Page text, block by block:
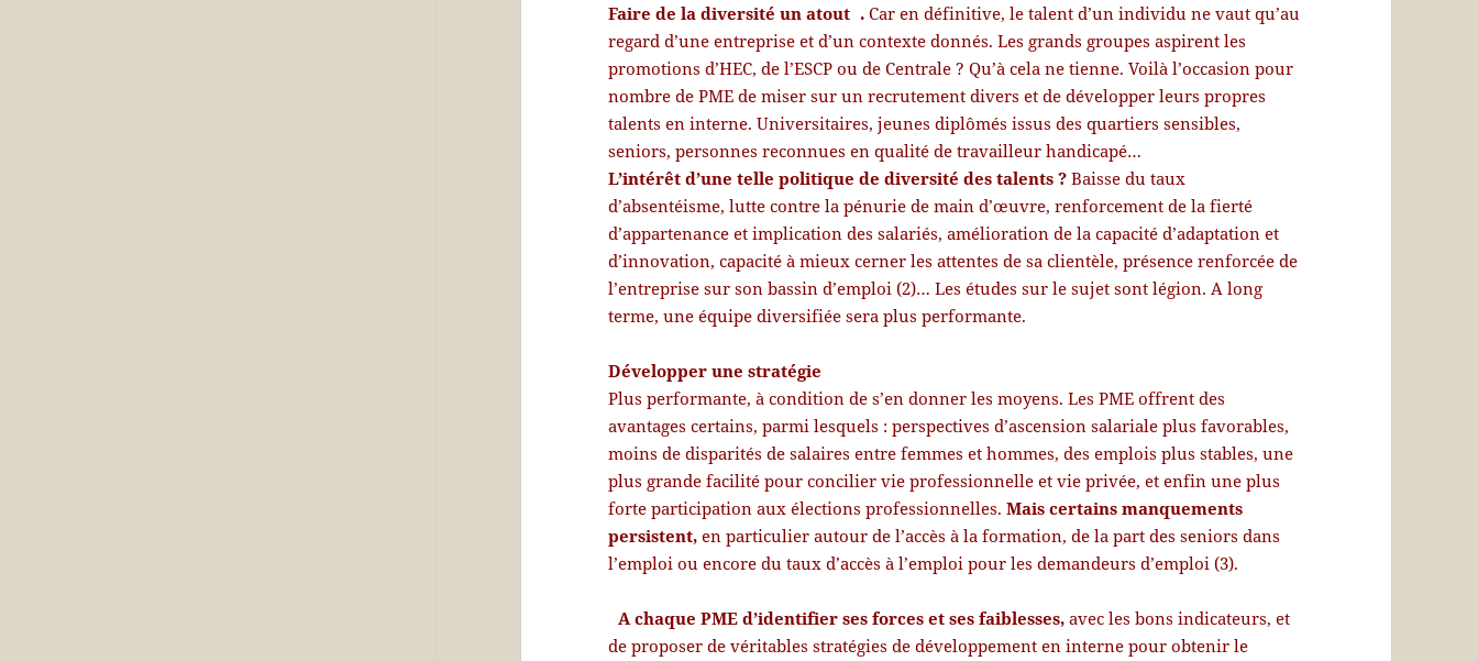
Faire de la diversité un atout .Car en définitive, le talent d’un individu ne vaut qu’au
regard d’une entreprise et d’un contexte donnés. Les grands groupes aspirent les
promotions d’HEC, de l’ESCP ou de Centrale ? Qu’à cela ne tienne. Voilà l’occasion pour
nombre de PME de miser sur un recrutement divers et de développer leurs propres
talents en interne. Universitaires, jeunes diplômés issus des quartiers sensibles,
seniors, personnes reconnues en qualité de travailleur handicapé…
L’intérêt d’une telle politique de diversité des talents ? Baisse du taux
d’absentéisme, lutte contre la pénurie de main d’œuvre, renforcement de la fierté
d’appartenance et implication des salariés, amélioration de la capacité d’adaptation et
d’innovation, capacité à mieux cerner les attentes de sa clientèle, présence renforcée de
l’entreprise sur son bassin d’emploi (2)… Les études sur le sujet sont légion. A long
terme, une équipe diversifiée sera plus performante.
Développer une stratégie
Plus performante, à condition de s’en donner les moyens. Les PME offrent des
avantages certains, parmi lesquels : perspectives d’ascension salariale plus favorables,
moins de disparités de salaires entre femmes et hommes, des emplois plus stables, une
plus grande facilité pour concilier vie professionnelle et vie privée, et enfin une plus
forte participation aux élections professionnelles.Mais certains manquements
persistent, en particulier autour de l’accès à la formation, de la part des seniors dans
l’emploi ou encore du taux d’accès à l’emploi pour les demandeurs d’emploi (3).
A chaque PME d’identifier ses forces et ses faiblesses,avec les bons indicateurs, et
de proposer de véritables stratégies de développement en interne pour obtenir le